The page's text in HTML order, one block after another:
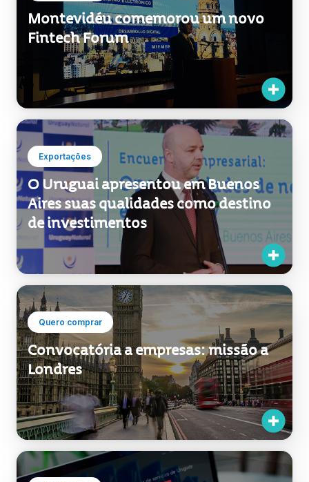
Montevidéu comemorou um novo
Fintech Forum
Exportações
O Uruguai apresentou em Buenos
Aires suas qualidades como destino
de investimentos
Quero comprar
Convocatória a empresas: missão a
Londres